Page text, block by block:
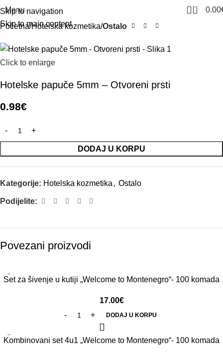
Skip to navigation
Skip to main content
Menu 0 0.00
Početna Hotelska kozmetika Ostalo
Click to enlarge
Hotelske papuče 5mm – Otvoreni prsti
0.98€
DODAJ U KORPU
Kategorije: Hotelska kozmetika , Ostalo
Podijelite:
Povezani proizvodi
Set za šivenje u kutiji „Welcome to Montenegro“- 100 komada
17.00€
DODAJ U KORPU
Kombinovani set 4u1 „Welcome to Montenegro“- 100 komada